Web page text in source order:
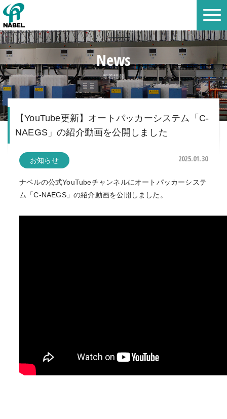
News
新着情報
【YouTube更新】オートパッカーシステム「C-
NAEGS」の紹介動画を公開しました
お知らせ 2025.01.30
ナベルの公式YouTubeチャンネルにオートパッカーシステ
ム「C-NAEGS」の紹介動画を公開しました。